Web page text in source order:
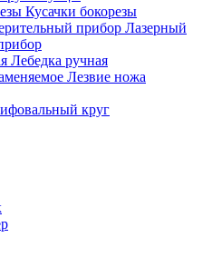
Кусачки бокорезы
Лазерный
Лебедка ручная
Лезвие ножа
круг